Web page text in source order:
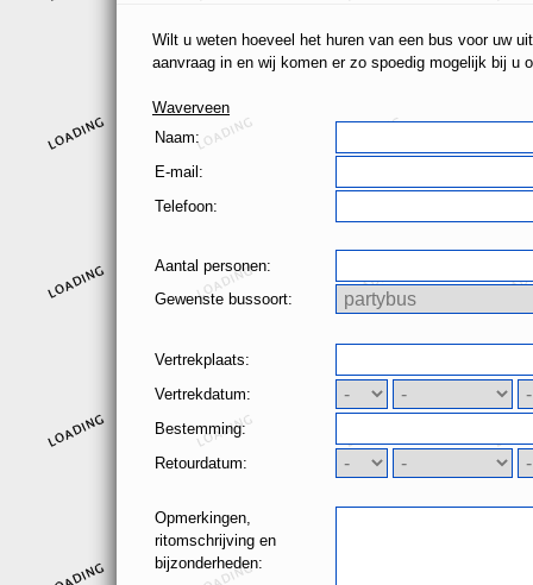
Wilt u weten hoeveel het huren van een bus voor uw
aanvraag in en wij komen er zo spoedig mogelijk bij u
Waverveen
Naam:
E-mail:
Telefoon:
Aantal personen:
Gewenste bussoort:
Vertrekplaats:
Vertrekdatum:
Bestemming:
Retourdatum:
Opmerkingen,
ritomschrijving en
bijzonderheden: